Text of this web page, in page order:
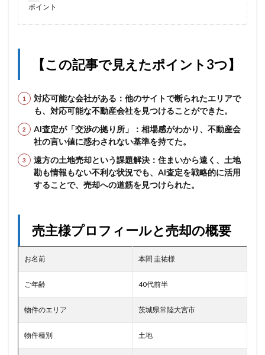
ポイント
【この記事で見えたポイント3つ】
対応可能な会社がある：他のサイトで断られたエリアで
も、対応可能な不動産会社を見つけることができた。
AI査定が「交渉の拠り所」：相場感がわかり、不動産会
社の言い値に惑わされない基準を持てた。
遠方の土地売却という課題解決：住まいから遠く、土地
勘も情報もない不利な状況でも、AI査定を戦略的に活用
することで、売却への道筋を見つけられた。
売主様プロフィールと売却の概要
お名前 本間 圭祐様
ご年齢 40代前半
物件のエリア 茨城県常陸大宮市
物件種別 土地